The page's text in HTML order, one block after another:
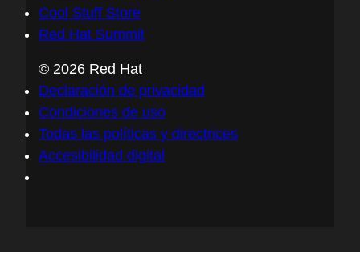
Cool Stuff Store
Red Hat Summit
© 2026 Red Hat
Declaración de privacidad
Condiciones de uso
Todas las políticas y directrices
Accesibilidad digital